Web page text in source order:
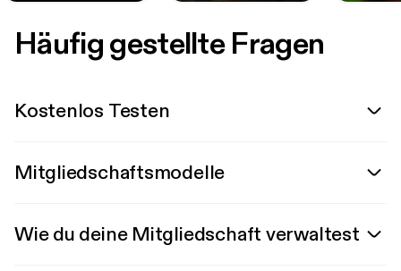
Häufig gestellte Fragen
Kostenlos Testen
Mitgliedschaftsmodelle
Wie du deine Mitgliedschaft verwaltest